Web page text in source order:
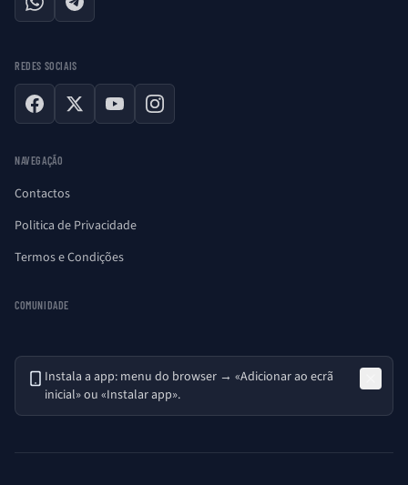
WhatsAppTelegram
REDES SOCIAIS
Facebook
X YouTubeInstagram
NAVEGAÇÃO
Contactos
Politica de Privacidade
Termos e Condições
COMUNIDADE
Instala a app: menu do browser → «Adicionar ao ecrã
inicial» ou «Instalar app».